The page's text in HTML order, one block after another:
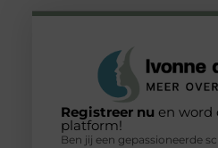
Registreer nu en word
platform!
Ben jij een gepassioneerde